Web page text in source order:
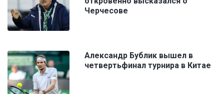
Черчесове
Александр Бублик вышел в
четвертьфинал турнира в Китае